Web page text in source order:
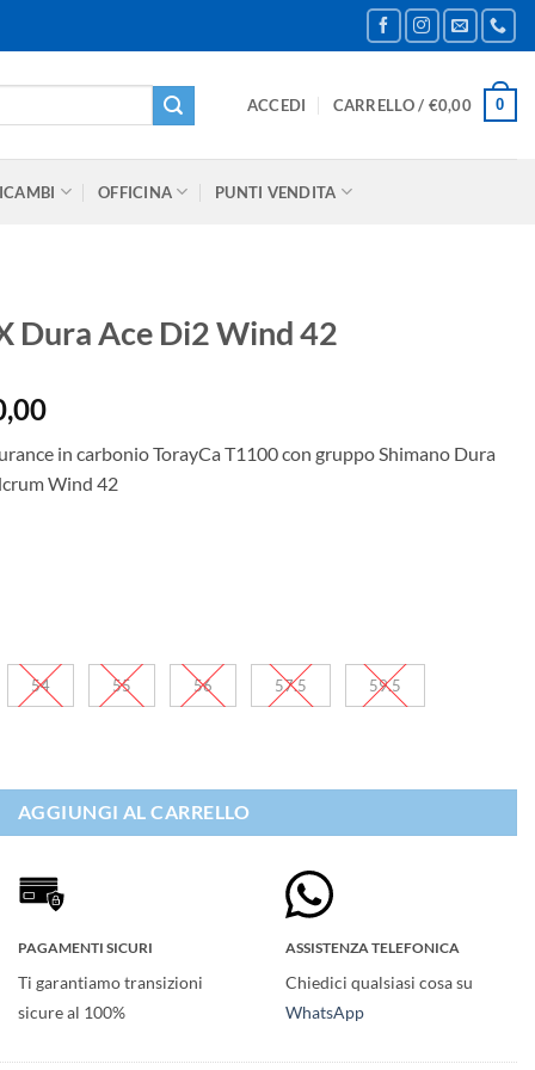
ACCEDI CARRELLO / €0,00 0
OFFICINA PUNTI VENDITA
Dura Ace Di2 Wind 42
Il
attuale
è:
in carbonio TorayCa T1100 con gruppo Shimano Dura
Wind 42
54 55 56 57.5 59.5
AGGIUNGI AL CARRELLO
PAGAMENTI SICURI
Ti garantiamo transizioni
sicure al 100%
ASSISTENZA TELEFONICA
Chiedici qualsiasi cosa su
WhatsApp